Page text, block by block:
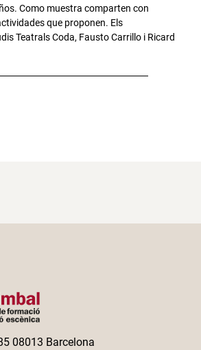
Como muestra comparten con
que proponen. Els
Teatrals Coda, Fausto Carrillo i Ricard
08013 Barcelona